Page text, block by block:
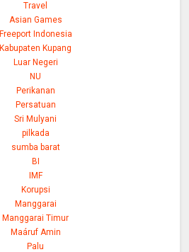
Travel
Asian Games
Freeport Indonesia
Kabupaten Kupang
Luar Negeri
NU
Perikanan
Persatuan
Sri Mulyani
pilkada
sumba barat
BI
IMF
Korupsi
Manggarai
Manggarai Timur
Maáruf Amin
Palu